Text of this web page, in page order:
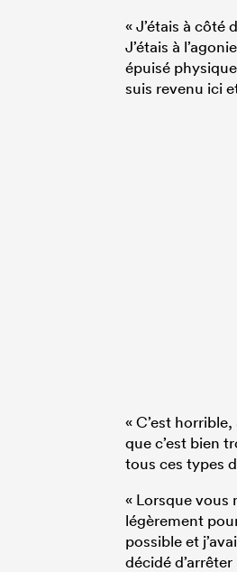
« J’étais à côté
J’étais à
épuisé
suis revenu ici
« C’est
que c’est bien
tous ces types
« Lorsque vous
légèrement
possible et
décidé d’arrêter